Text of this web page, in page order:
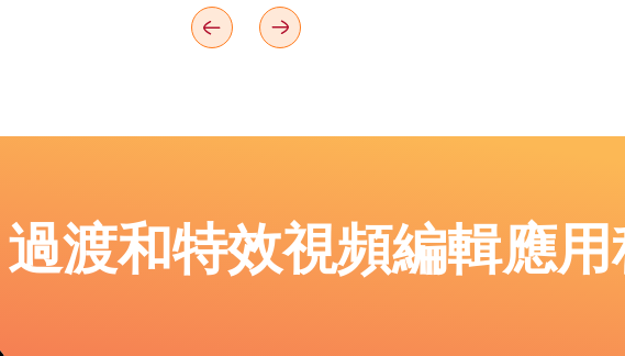
渡和特效視頻編輯應用